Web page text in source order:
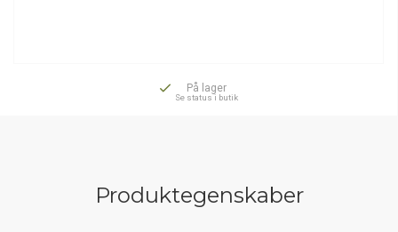
På lager
Se status i butik
Produktegenskaber